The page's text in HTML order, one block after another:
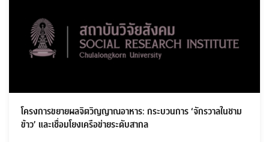
โครงการขยายผลจิตวิญญาณอาหาร: กระบวนการ ‘จักรวาลในชาม
ข้าว’ และเชื่อมโยงเครือข่ายระดับสากล